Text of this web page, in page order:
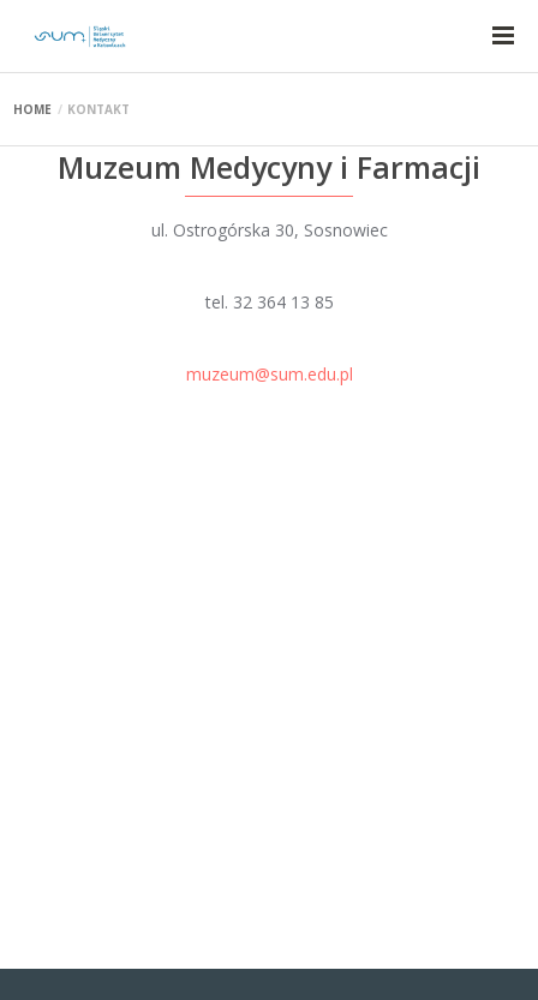
HOME KONTAKT
Muzeum Medycyny i Farmacji
ul. Ostrogórska 30, Sosnowiec
tel. 32 364 13 85
muzeum@sum.edu.pl